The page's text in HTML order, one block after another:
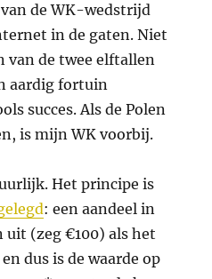
de WK-wedstrijd
in de gaten. Niet
van de twee elftallen
aardig fortuin
succes. Als de Polen
is mijn WK voorbij.
Het principe is
: een aandeel in
uit (zeg €100) als het
dus is de waarde op